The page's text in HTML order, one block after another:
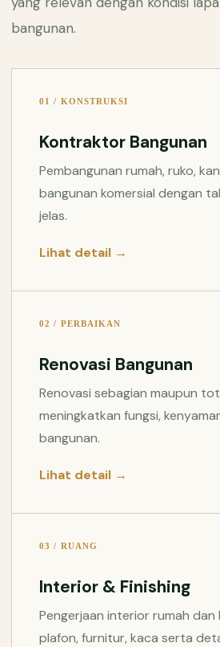
bangunan.
01 / KONSTRUKSI
Kontraktor Bangunan
Pembangunan rumah, ruko,
bangunan komersial dengan
jelas.
Lihat detail →
02 / PERBAIKAN
Renovasi Bangunan
Renovasi sebagian maupun
meningkatkan fungsi,
bangunan.
Lihat detail →
03 / RUANG
Interior & Finishing
Pengerjaan interior rumah dan
plafon, furnitur, kaca serta